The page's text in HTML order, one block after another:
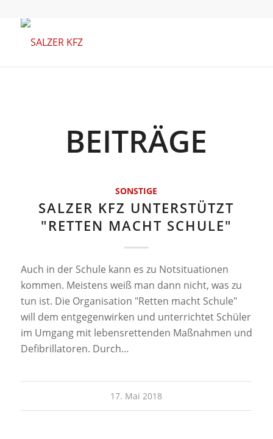
BEITRÄGE
SONSTIGE
SALZER KFZ UNTERSTÜTZT
"RETTEN MACHT SCHULE"
Auch in der Schule kann es zu Notsituationen
kommen. Meistens weiß man dann nicht, was zu
tun ist. Die Organisation "Retten macht Schule"
will dem entgegenwirken und unterrichtet Schüler
im Umgang mit lebensrettenden Maßnahmen und
Defibrillatoren. Durch…
17. Mai 2018